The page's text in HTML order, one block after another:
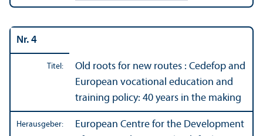
Nr. 4
Titel:
Old roots for new routes : Cedefop and
European vocational education and
training policy: 40 years in the making
Herausgeber:
European Centre for the Development